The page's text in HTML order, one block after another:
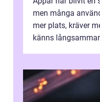
men många
mer plats, kräver
känns